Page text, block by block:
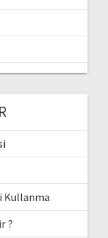
Kullanma
?